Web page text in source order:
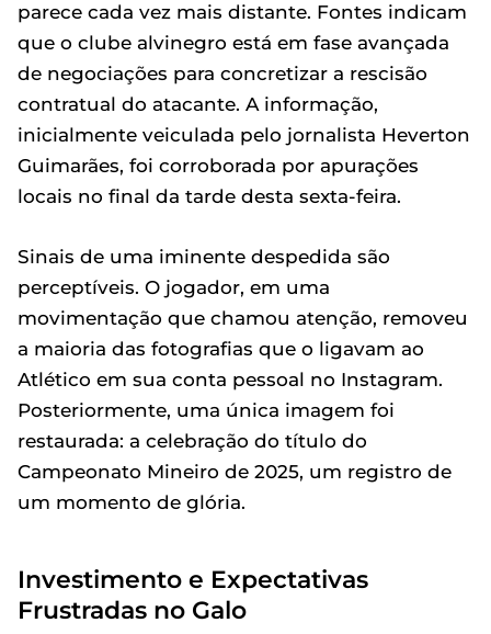
parece cada vez mais distante. Fontes indicam
que o clube alvinegro está em fase avançada
de negociações para concretizar a rescisão
contratual do atacante. A informação,
inicialmente veiculada pelo jornalista Heverton
Guimarães, foi corroborada por apurações
locais no final da tarde desta sexta-feira.
Sinais de uma iminente despedida são
perceptíveis. O jogador, em uma
movimentação que chamou atenção, removeu
a maioria das fotografias que o ligavam ao
Atlético em sua conta pessoal no Instagram.
Posteriormente, uma única imagem foi
restaurada: a celebração do título do
Campeonato Mineiro de 2025, um registro de
um momento de glória.
Investimento e Expectativas
Frustradas no Galo